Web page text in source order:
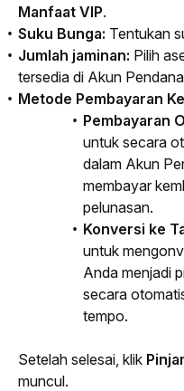
Manfaat VIP.
Suku Bunga: Tentukan
Jumlah jaminan: Pilih
tersedia di Akun
Metode Pembayaran
Pembayaran
untuk secara
dalam Akun
membayar
pelunasan.
Konversi ke
untuk
Anda menjadi
secara
tempo.
Setelah selesai, klik
muncul.